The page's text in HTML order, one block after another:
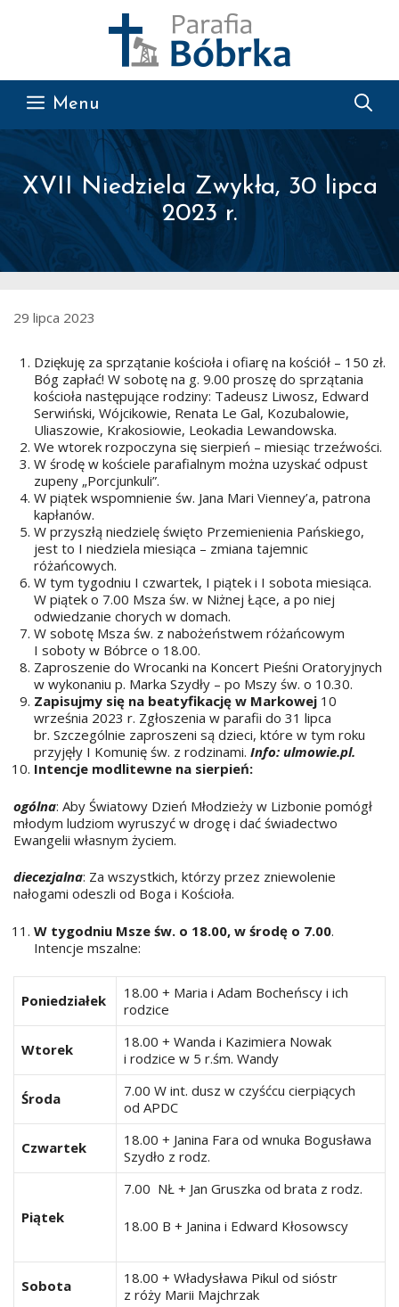
Menu
XVII Niedziela Zwykła, 30 lipca
2023 r.
29 lipca 2023
Dziękuję za sprzątanie kościoła i ofiarę na kościół – 150 zł.
Bóg zapłać! W sobotę na g. 9.00 proszę do sprzątania
kościoła następujące rodziny: Tadeusz Liwosz, Edward
Serwiński, Wójcikowie, Renata Le Gal, Kozubalowie,
Uliaszowie, Krakosiowie, Leokadia Lewandowska.
We wtorek rozpoczyna się sierpień – miesiąc trzeźwości.
W środę w kościele parafialnym można uzyskać odpust
zupeny „Porcjunkuli”.
W piątek wspomnienie św. Jana Mari Vienney’a, patrona
kapłanów.
W przyszłą niedzielę święto Przemienienia Pańskiego,
jest to I niedziela miesiąca – zmiana tajemnic
różańcowych.
W tym tygodniu I czwartek, I piątek i I sobota miesiąca.
W piątek o 7.00 Msza św. w Niżnej Łące, a po niej
odwiedzanie chorych w domach.
W sobotę Msza św. z nabożeństwem różańcowym
I soboty w Bóbrce o 18.00.
Zaproszenie do Wrocanki na Koncert Pieśni Oratoryjnych
w wykonaniu p. Marka Szydły – po Mszy św. o 10.30.
Zapisujmy się na beatyfikację w Markowej10
września 2023 r. Zgłoszenia w parafii do 31 lipca
br. Szczególnie zaproszeni są dzieci, które w tym roku
przyjęły I Komunię św. z rodzinami. Info: ulmowie.pl.
Intencje modlitewne na sierpień:
ogólna: Aby Światowy Dzień Młodzieży w Lizbonie pomógł
młodym ludziom wyruszyć w drogę i dać świadectwo
Ewangelii własnym życiem.
diecezjalna: Za wszystkich, którzy przez zniewolenie
nałogami odeszli od Boga i Kościoła.
W tygodniu Msze św. o 18.00, w środę o 7.00.
Intencje mszalne:
Poniedziałek
18.00 + Maria i Adam Bocheńscy i ich
rodzice
Wtorek
18.00 + Wanda i Kazimiera Nowak
i rodzice w 5 r.śm. Wandy
Środa
7.00 W int. dusz w czyśćcu cierpiących
od APDC
Czwartek
18.00 + Janina Fara od wnuka Bogusława
Szydło z rodz.
Piątek
7.00 NŁ + Jan Gruszka od brata z rodz.
18.00 B + Janina i Edward Kłosowscy
Sobota
18.00 + Władysława Pikul od sióstr
z róży Marii Majchrzak